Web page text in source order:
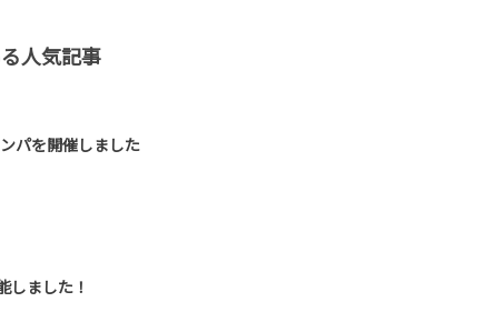
人気記事
パを開催しました
しました！